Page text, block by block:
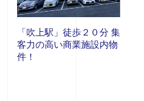
「吹上駅」徒歩２０分 集
客力の高い商業施設内物
件！